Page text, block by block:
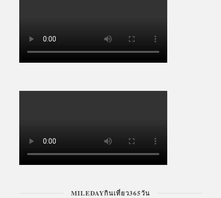
MILEDAYกินเที่ยว365วัน